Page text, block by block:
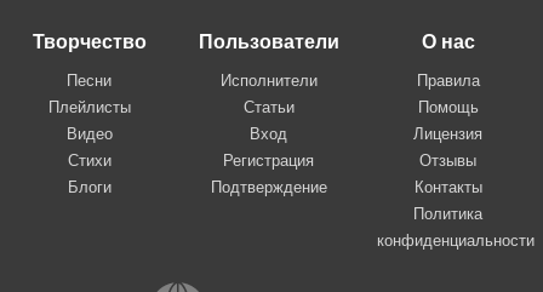
Творчество
Песни
Плейлисты
Видео
Стихи
Блоги
Пользователи
Исполнители
Статьи
Вход
Регистрация
Подтверждение
О нас
Правила
Помощь
Лицензия
Отзывы
Контакты
Политика
конфиденциальности